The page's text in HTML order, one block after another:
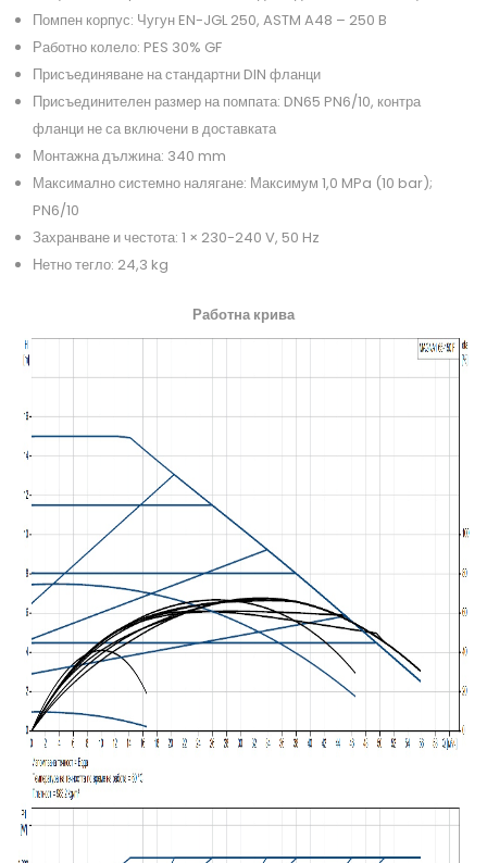
Помпен корпус: Чугун EN-JGL 250, ASTM A48 – 250 B
Работно колело: PES 30% GF
Присъединяване на стандартни DIN фланци
Присъединителен размер на помпата: DN65 PN6/10, контра
фланци не са включени в доставката
Монтажна дължина: 340 mm
Максимално системно налягане: Максимум 1,0 MPa (10 bar);
PN6/10
Захранване и честота: 1 × 230-240 V, 50 Hz
Нетно тегло: 24,3 kg
Работна крива